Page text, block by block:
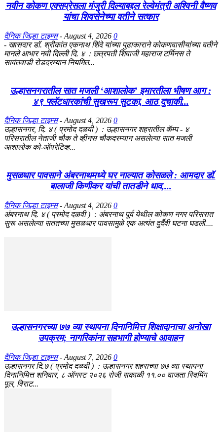
नवीन कोकण एक्सप्रेसला मंजुरी दिल्याबद्दल रेल्वेमंत्री अश्विनी वैष्णव
यांचा शिवसेनेच्या वतीने सत्कार
दैनिक जिल्हा टाइम्स - August 4, 2026 0
- खासदार डॉ. श्रीकांत एकनाथ शिंदे यांच्या पुढाकाराने कोकणवासीयांच्या वतीने
मानले आभार नवी दिल्ली दि. ४ : छत्रपती शिवाजी महाराज टर्मिनस ते
सावंतवाडी रोडदरम्यान नियमित...
उल्हासनगरातील सात मजली ‘आशालोक’ इमारतीला भीषण आग :
४९ फ्लॅटधारकांची सुखरूप सुटका, आठ दुचाकी...
दैनिक जिल्हा टाइम्स - August 4, 2026 0
उल्हासनगर, दि. ४ ( प्रमोद दळवी ) : उल्हासनगर शहरातील कॅम्प - ४
परिसरातील नेताजी चौक ते व्हीनस चौकदरम्यान असलेल्या सात मजली
आशालोक को-ऑपरेटिव्ह...
मुसळधार पावसाने अंबरनाथमध्ये घर नाल्यात कोसळले : आमदार डॉ.
बालाजी किणीकर यांची तातडीने धाव,...
दैनिक जिल्हा टाइम्स - August 4, 2026 0
अंबरनाथ दि. ४ ( प्रमोद दळवी ) : अंबरनाथ पूर्व येथील कोकण नगर परिसरात
सुरू असलेल्या सततच्या मुसळधार पावसामुळे एक अत्यंत दुर्दैवी घटना घडली....
उल्हासनगरच्या ७७ व्या स्थापना दिनानिमित्त शिक्षादानाचा अनोखा
उपक्रम; नागरिकांना सहभागी होण्याचे आवाहन
दैनिक जिल्हा टाइम्स - August 7, 2026 0
उल्हासनगर दि.७ ( प्रमोद दळवी ) : उल्हासनगर शहराच्या ७७ व्या स्थापना
दिनानिमित्त शनिवार, ८ ऑगस्ट २०२६ रोजी सकाळी ११.०० वाजता स्विमिंग
पूल, विराट...